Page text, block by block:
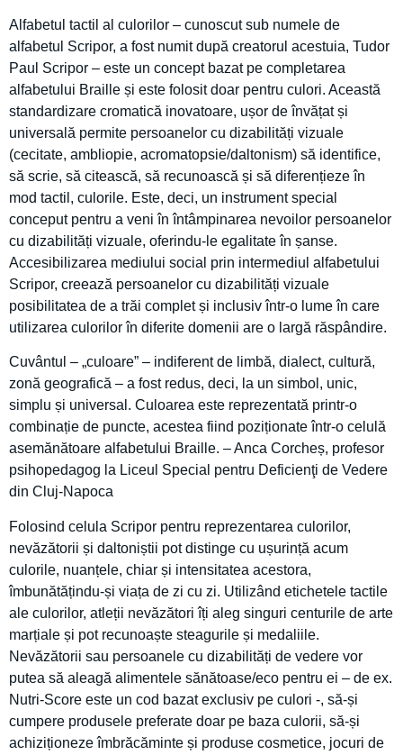
Alfabetul tactil al culorilor – cunoscut sub numele de
alfabetul Scripor, a fost numit după creatorul acestuia, Tudor
Paul Scripor – este un concept bazat pe completarea
alfabetului Braille și este folosit doar pentru culori. Această
standardizare cromatică inovatoare, ușor de învățat și
universală permite persoanelor cu dizabilități vizuale
(cecitate, ambliopie, acromatopsie/daltonism) să identifice,
să scrie, să citească, să recunoască și să diferențieze în
mod tactil, culorile. Este, deci, un instrument special
conceput pentru a veni în întâmpinarea nevoilor persoanelor
cu dizabilități vizuale, oferindu-le egalitate în șanse.
Accesibilizarea mediului social prin intermediul alfabetului
Scripor, creează persoanelor cu dizabilități vizuale
posibilitatea de a trăi complet și inclusiv într-o lume în care
utilizarea culorilor în diferite domenii are o largă răspândire.
Cuvântul – „culoare” – indiferent de limbă, dialect, cultură,
zonă geografică – a fost redus, deci, la un simbol, unic,
simplu și universal. Culoarea este reprezentată printr-o
combinație de puncte, acestea fiind poziționate într-o celulă
asemănătoare alfabetului Braille. – Anca Corcheș, profesor
psihopedagog la Liceul Special pentru Deficienţi de Vedere
din Cluj-Napoca
Folosind celula Scripor pentru reprezentarea culorilor,
nevăzătorii și daltoniștii pot distinge cu ușurință acum
culorile, nuanțele, chiar și intensitatea acestora,
îmbunătățindu-și viața de zi cu zi. Utilizând etichetele tactile
ale culorilor, atleții nevăzători îți aleg singuri centurile de arte
marțiale și pot recunoaște steagurile și medaliile.
Nevăzătorii sau persoanele cu dizabilități de vedere vor
putea să aleagă alimentele sănătoase/eco pentru ei – de ex.
Nutri-Score este un cod bazat exclusiv pe culori -, să-și
cumpere produsele preferate doar pe baza culorii, să-și
achiziționeze îmbrăcăminte și produse cosmetice, jocuri de